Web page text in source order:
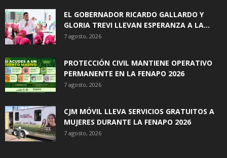
EL GOBERNADOR RICARDO GALLARDO Y
GLORIA TREVI LLEVAN ESPERANZA A LA...
7 agosto, 2026
PROTECCIÓN CIVIL MANTIENE OPERATIVO
PERMANENTE EN LA FENAPO 2026
7 agosto, 2026
CJM MÓVIL LLEVA SERVICIOS GRATUITOS A
MUJERES DURANTE LA FENAPO 2026
7 agosto, 2026